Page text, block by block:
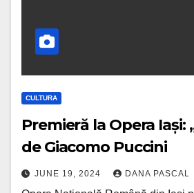
CULTURA
Premieră la Opera Iași:
de Giacomo Puccini
JUNE 19, 2024 DANA PASCAL